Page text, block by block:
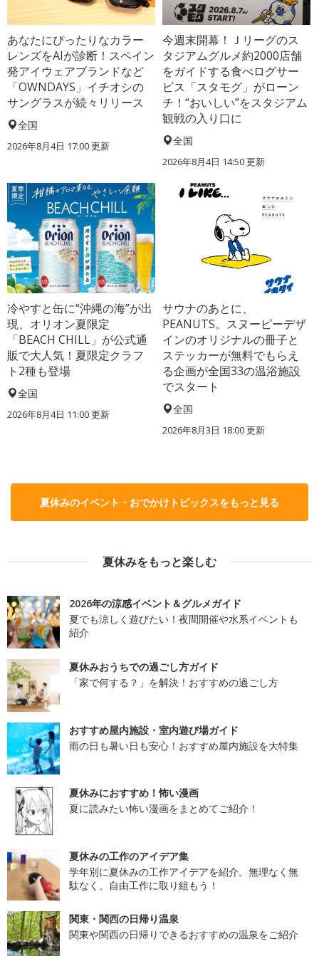
あなたにぴったりなカラー
レンズをAIが診断！スペイン
発アイウェアブランドなど
「OWNDAYS」イチオシの
サングラスが続々リリース
全国
2026年8月4日 17:00更新
今週末開幕！Ｊリーグのス
タジアムグルメ約2000店舗
をガイドする食べログサー
ビス「スタモグ」がローン
チ！“おいしい”をスタジアム
観戦の入り口に
全国
2026年8月4日 14:50更新
冷やすと缶に“沖縄の海”が出
現、オリオン夏限定
「BEACH CHILL」が公式通
販で大人気！夏限定クラフ
ト2種も登場
全国
2026年8月4日 11:00更新
サウナのあとに、
PEANUTS。スヌーピーデザ
インのオリジナルの冊子と
ステッカーが無料でもらえ
る企画が全国33の温浴施設
でスタート
全国
2026年8月3日 18:00更新
夏休みのイベント・おでかけトピックスをもっと見る
夏休みをもっと楽しむ
2026年の涼感イベント＆グルメガイド
夏でも涼しく遊びたい！夜間開催や水系イベントも
紹介
夏休みおうちでの過ごし方ガイド
「家で何する？」を解決！おすすめの過ごし方
おすすめ屋内施設・室内遊び場ガイド
雨の日も暑い日も安心！おすすめ屋内施設を大特集
夏休みにおすすめ！怖い漫画
夏に読みたい怖い漫画をまとめてご紹介！
夏休みの工作のアイデア集
学年別に夏休みの工作アイデアを紹介。無理なく無
駄なく、自由工作に取り組もう！
関東・関西の日帰り温泉
関東や関西の日帰りできるおすすめの温泉をご紹介